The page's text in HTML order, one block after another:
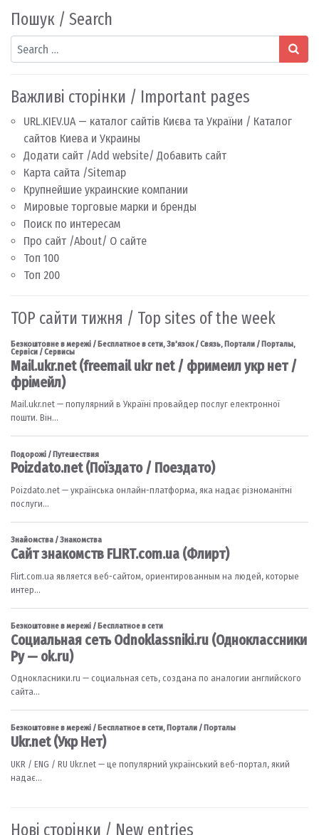
Пошук / Search
Search
Важливі сторінки / Important pages
URL.KIEV.UA — каталог сайтів Києва та України / Каталог
сайтов Киева и Украины
Додати сайт /Add website/ Добавить сайт
Карта сайта /Sitemap
Крупнейшие украинские компании
Мировые торговые марки и бренды
Поиск по интересам
Про сайт /About/ О сайте
Топ 100
Топ 200
TOP сайти тижня / Top sites of the week
Нові сторінки / New entries